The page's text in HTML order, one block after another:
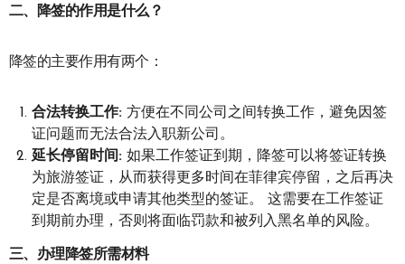
二、降签的作用是什么？
降签的主要作用有两个：
合法转换工作: 方便在不同公司之间转换工作，避免因签
证问题而无法合法入职新公司。
延长停留时间: 如果工作签证到期，降签可以将签证转换
为旅游签证，从而获得更多时间在菲律宾停留，之后再决
定是否离境或申请其他类型的签证。 这需要在工作签证
到期前办理，否则将面临罚款和被列入黑名单的风险。
三、办理降签所需材料